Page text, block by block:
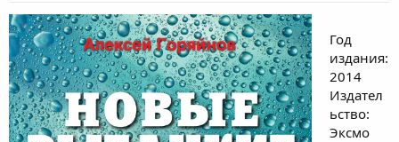
Год
издания:
2014
Издател
ьство:
Эксмо